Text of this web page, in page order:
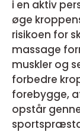
i en aktiv
øge
risikoen for
massage
muskler og
forbedre
forebygge,
opstår